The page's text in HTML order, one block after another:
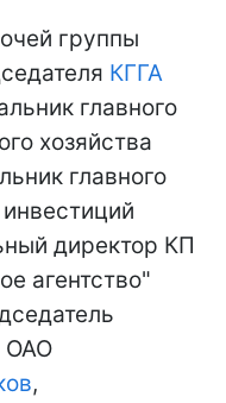
группы
КГГА
главного
хозяйства
главного
директор КП
агентство"
ОАО
,